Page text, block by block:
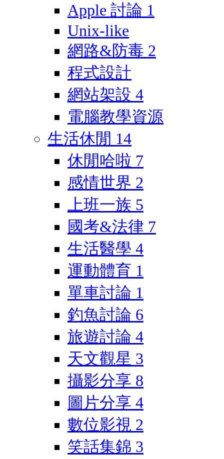
Apple 討論 1
Unix-like
網路&防毒 2
程式設計
網站架設 4
電腦教學資源
生活休閒 14
休閒哈啦 7
感情世界 2
上班一族 5
國考&法律 7
生活醫學 4
運動體育 1
單車討論 1
釣魚討論 6
旅遊討論 4
天文觀星 3
攝影分享 8
圖片分享 4
數位影視 2
笑話集錦 3